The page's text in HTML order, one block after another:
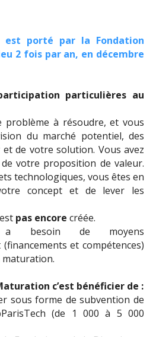
porté par la Fondation
2 fois par an, en décembre
particulières au
problème à résoudre, et vous
du marché potentiel, des
de votre solution. Vous avez
votre proposition de valeur.
technologiques, vous êtes en
concept et de lever les
pas encore créée.
besoin de moyens
(financements et compétences)
c’est bénéficier de :
sous forme de subvention de
(de 1 000 à 5 000